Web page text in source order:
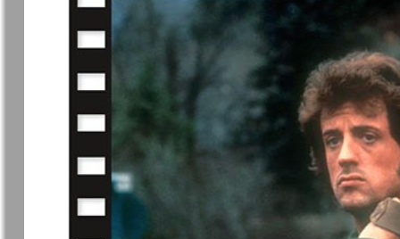
30
13 14
МК-Германия
планета мнений
МК-
Новые Земляки
Panorama-mir Партнер